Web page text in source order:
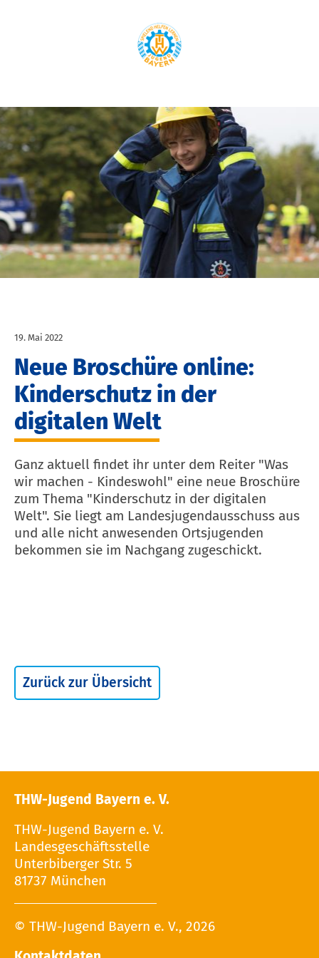
19. Mai 2022
Neue Broschüre online:
Kinderschutz in der
digitalen Welt
Ganz aktuell findet ihr unter dem Reiter "Was
wir machen - Kindeswohl" eine neue Broschüre
zum Thema "Kinderschutz in der digitalen
Welt". Sie liegt am Landesjugendausschuss aus
und alle nicht anwesenden Ortsjugenden
bekommen sie im Nachgang zugeschickt.
Zurück zur Übersicht
THW-Jugend Bayern e. V.
THW-Jugend Bayern e. V.
Landesgeschäftsstelle
Unterbiberger Str. 5
81737 München
© THW-Jugend Bayern e. V., 2026